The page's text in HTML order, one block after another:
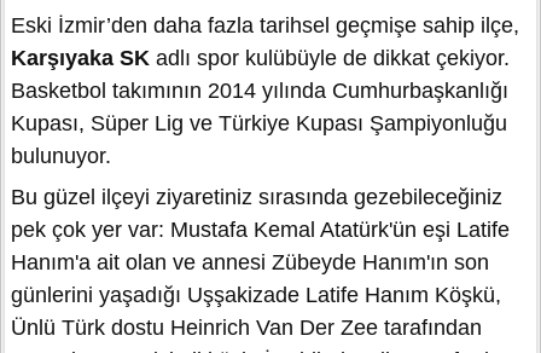
Eski İzmir’den daha fazla tarihsel geçmişe sahip ilçe,
Karşıyaka SK adlı spor kulübüyle de dikkat çekiyor.
Basketbol takımının 2014 yılında Cumhurbaşkanlığı
Kupası, Süper Lig ve Türkiye Kupası Şampiyonluğu
bulunuyor.
Bu güzel ilçeyi ziyaretiniz sırasında gezebileceğiniz
pek çok yer var: Mustafa Kemal Atatürk'ün eşi Latife
Hanım'a ait olan ve annesi Zübeyde Hanım'ın son
günlerini yaşadığı Uşşakizade Latife Hanım Köşkü,
Ünlü Türk dostu Heinrich Van Der Zee tarafından